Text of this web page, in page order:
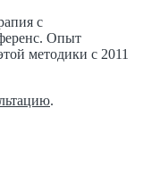
с
Опыт
методики с 2011
.